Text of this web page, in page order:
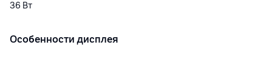
36 Вт
Особенности дисплея